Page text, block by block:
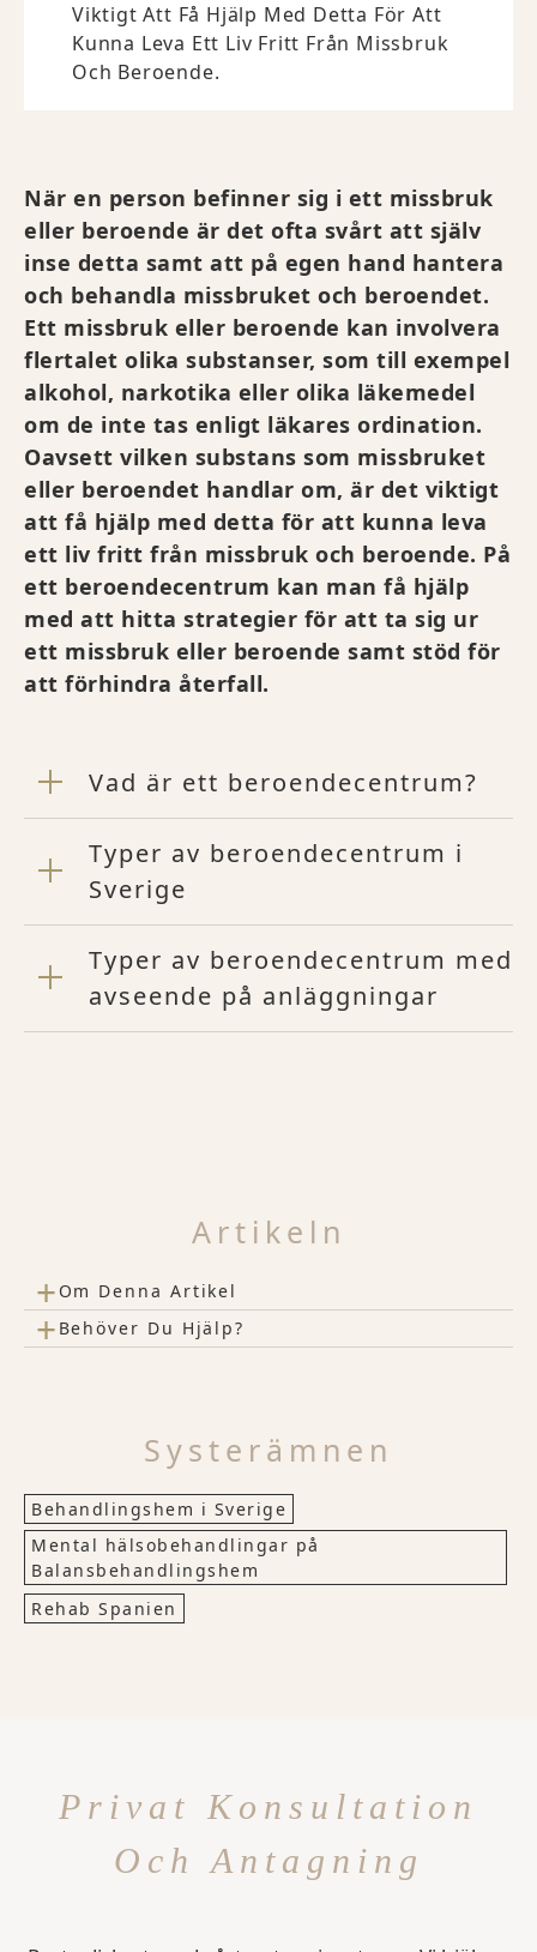
Viktigt Att Få Hjälp Med Detta För Att
Kunna Leva Ett Liv Fritt Från Missbruk
Och Beroende.
När en person befinner sig i ett missbruk
eller beroende är det ofta svårt att själv
inse detta samt att på egen hand hantera
och behandla missbruket och beroendet.
Ett missbruk eller beroende kan involvera
flertalet olika substanser, som till exempel
alkohol, narkotika eller olika läkemedel
om de inte tas enligt läkares ordination.
Oavsett vilken substans som missbruket
eller beroendet handlar om, är det viktigt
att få hjälp med detta för att kunna leva
ett liv fritt från missbruk och beroende. På
ett beroendecentrum kan man få hjälp
med att hitta strategier för att ta sig ur
ett missbruk eller beroende samt stöd för
att förhindra återfall.
Vad är ett beroendecentrum?
Typer av beroendecentrum i
Sverige
Typer av beroendecentrum med
avseende på anläggningar
Artikeln
+ Om Denna Artikel
+ Behöver Du Hjälp?
Systerämnen
Behandlingshem i Sverige
Mental hälsobehandlingar på
Balansbehandlingshem
Rehab Spanien
Privat Konsultation
Och Antagning